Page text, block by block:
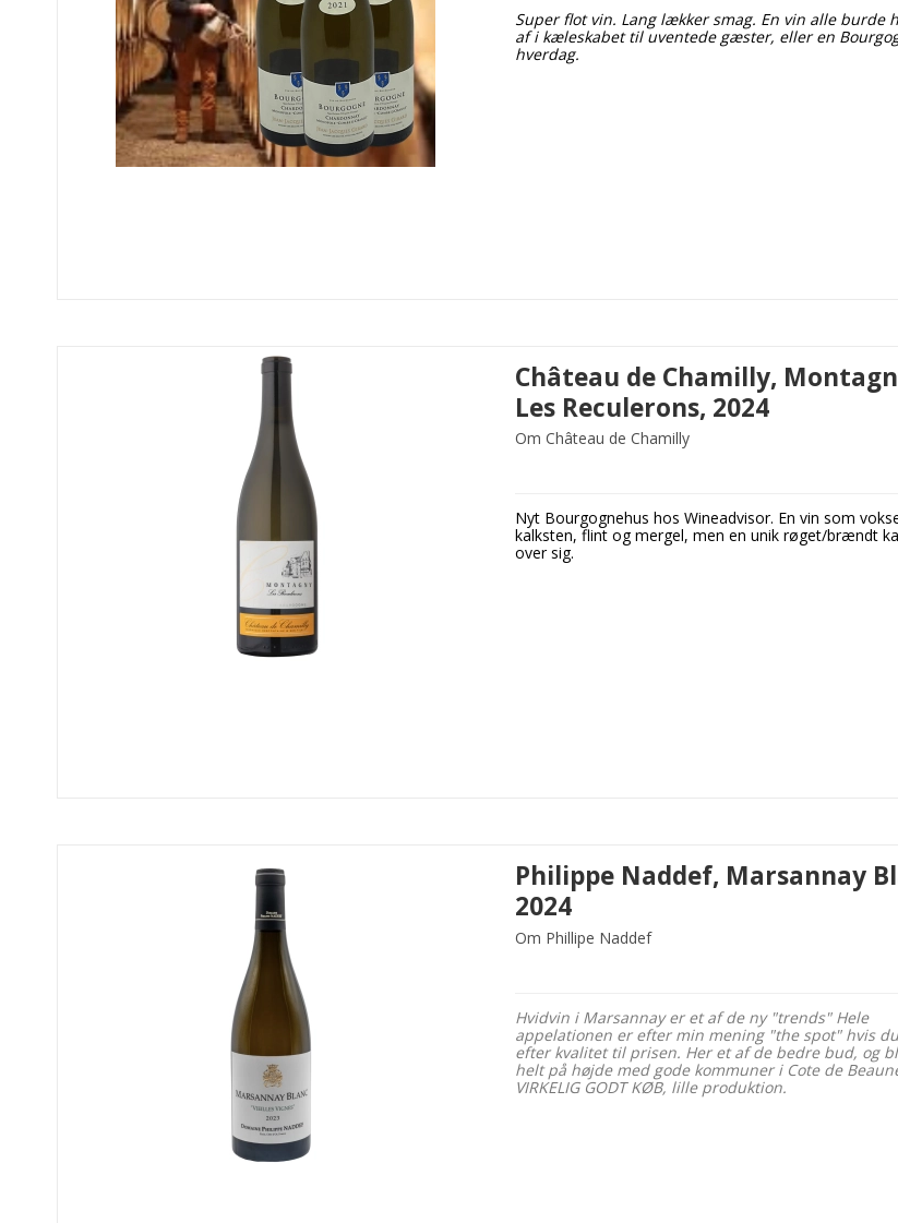
Super flot vin. Lang lækker smag. En vin alle burde
af i kæleskabet til uventede gæster, eller en
hverdag.
Château de Chamilly,
Les Reculerons, 2024
Om Château de Chamilly
Nyt Bourgognehus hos Wineadvisor. En vin som
kalksten, flint og mergel, men en unik røget/brændt
over sig.
Philippe Naddef, Marsannay
2024
Om Phillipe Naddef
Hvidvin i Marsannay er et af de ny "trends" Hele
appelationen er efter min mening "the spot" hvis
efter kvalitet til prisen. Her et af de bedre bud, og
helt på højde med gode kommuner i Cote de
VIRKELIG GODT KØB, lille produktion.